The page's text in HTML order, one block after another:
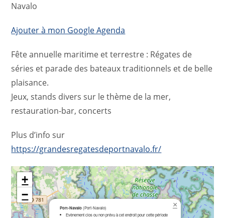
Navalo
Ajouter à mon Google Agenda
Fête annuelle maritime et terrestre : Régates de
séries et parade des bateaux traditionnels et de belle
plaisance.
Jeux, stands divers sur le thème de la mer,
restauration-bar, concerts
Plus d’info sur
https://grandesregatesdeportnavalo.fr/
Port-Navalo(Port-Navalo)
Evènement clos ou non prévu à cet endroit pour cette période
×
+
−